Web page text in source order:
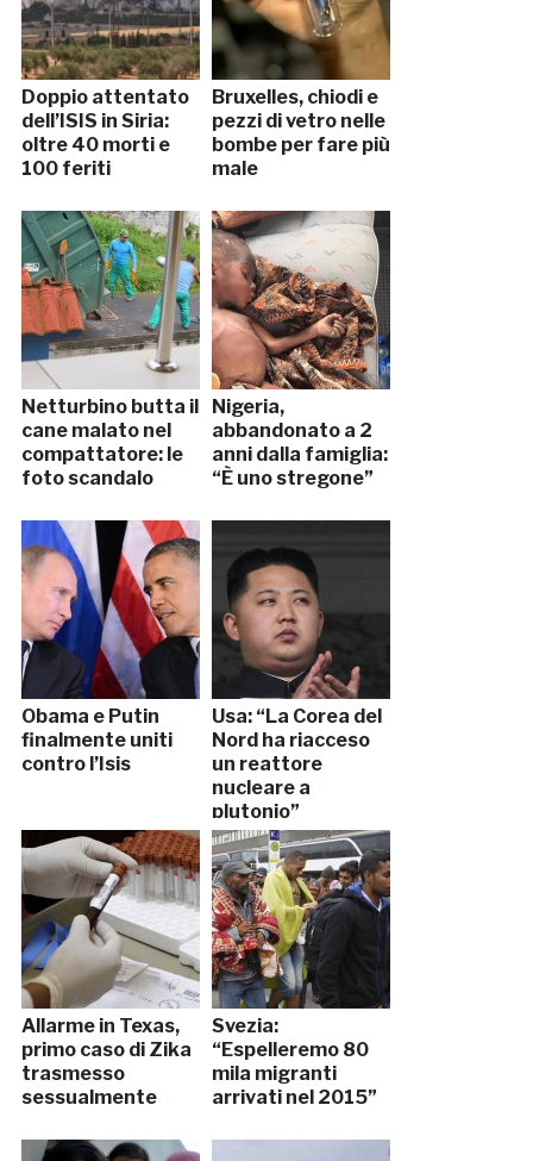
Doppio attentato
dell’ISIS in Siria:
oltre 40 morti e
100 feriti
Bruxelles, chiodi e
pezzi di vetro nelle
bombe per fare più
male
Netturbino butta il
cane malato nel
compattatore: le
foto scandalo
Nigeria,
abbandonato a 2
anni dalla famiglia:
“È uno stregone”
Obama e Putin
finalmente uniti
contro l’Isis
Usa: “La Corea del
Nord ha riacceso
un reattore
nucleare a
plutonio”
Allarme in Texas,
primo caso di Zika
trasmesso
sessualmente
Svezia:
“Espelleremo 80
mila migranti
arrivati nel 2015”